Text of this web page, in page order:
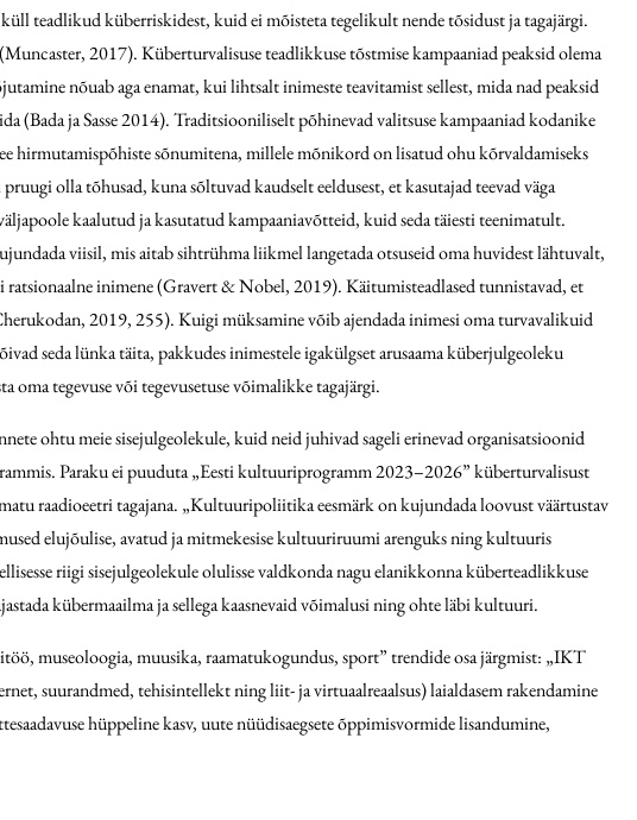
teadlikud küberriskidest, kuid ei mõisteta tegelikult nende tõsidust ja tagajärgi.
2017). Küberturvalisuse teadlikkuse tõstmise kampaaniad peaksid olema
nõuab aga enamat, kui lihtsalt inimeste teavitamist sellest, mida nad peaksid
(Bada ja Sasse 2014). Traditsiooniliselt põhinevad valitsuse kampaaniad kodanike
hirmutamispõhiste sõnumitena, millele mõnikord on lisatud ohu kõrvaldamiseks
olla tõhusad, kuna sõltuvad kaudselt eeldusest, et kasutajad teevad väga
kaalutud ja kasutatud kampaaniavõtteid, kuid seda täiesti teenimatult.
viisil, mis aitab sihtrühma liikmel langetada otsuseid oma huvidest lähtuvalt,
inimene (Gravert & Nobel, 2019). Käitumisteadlased tunnistavad, et
2019, 255). Kuigi müksamine võib ajendada inimesi oma turvavalikuid
seda lünka täita, pakkudes inimestele igakülgset arusaama küberjulgeoleku
oma tegevuse või tegevusetuse võimalikke tagajärgi.
ohtu meie sisejulgeolekule, kuid neid juhivad sageli erinevad organisatsioonid
Paraku ei puuduta „Eesti kultuuriprogramm 2023–2026” küberturvalisust
raadioeetri tagajana. „Kultuuripoliitika eesmärk on kujundada loovust väärtustav
elujõulise, avatud ja mitmekesise kultuuriruumi arenguks ning kultuuris
riigi sisejulgeolekule olulisse valdkonda nagu elanikkonna küberteadlikkuse
kübermaailma ja sellega kaasnevaid võimalusi ning ohte läbi kultuuri.
museoloogia, muusika, raamatukogundus, sport” trendide osa järgmist: „IKT
suurandmed, tehisintellekt ning liit- ja virtuaalreaalsus) laialdasem rakendamine
hüppeline kasv, uute nüüdisaegsete õppimisvormide lisandumine,